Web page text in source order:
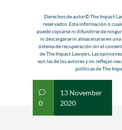
v
0
13 November
2020
Derechos de autor© The Impact
reservados. Esta información o
puede copiarse ni difundirse de
ni descargarse ni almacenarse en
sistema de recuperación sin el
de The Impact Lawyers. Las
son las de los autores y no reflejan
políticas de The